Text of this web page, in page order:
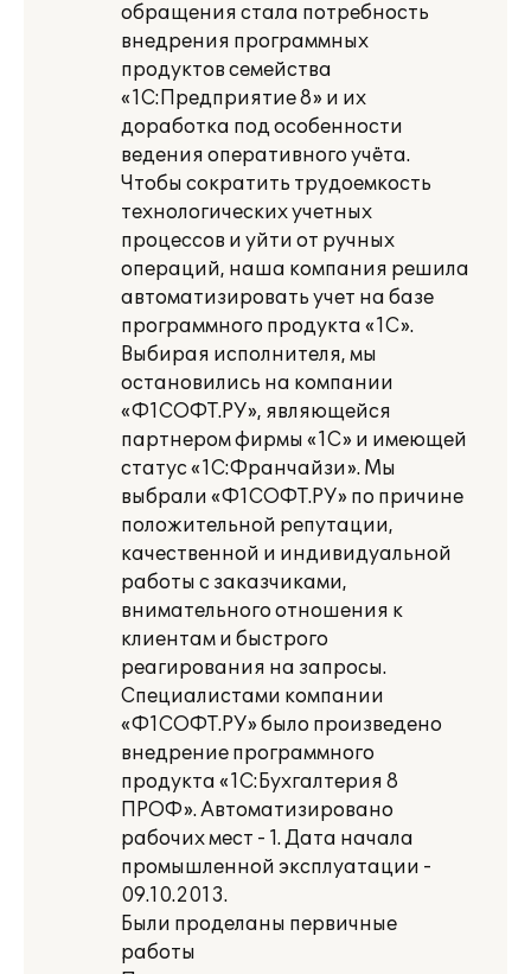
обращения стала потребность
внедрения программных
продуктов семейства
«1С:Предприятие 8» и их
доработка под особенности
ведения оперативного учёта.
Чтобы сократить трудоемкость
технологических учетных
процессов и уйти от ручных
операций, наша компания решила
автоматизировать учет на базе
программного продукта «1С».
Выбирая исполнителя, мы
остановились на компании
«Ф1СОФТ.РУ», являющейся
партнером фирмы «1С» и имеющей
статус «1С:Франчайзи». Мы
выбрали «Ф1СОФТ.РУ» по причине
положительной репутации,
качественной и индивидуальной
работы с заказчиками,
внимательного отношения к
клиентам и быстрого
реагирования на запросы.
Специалистами компании
«Ф1СОФТ.РУ» было произведено
внедрение программного
продукта «1С:Бухгалтерия 8
ПРОФ». Автоматизировано
рабочих мест - 1. Дата начала
промышленной эксплуатации -
09.10.2013.
Были проделаны первичные
работы